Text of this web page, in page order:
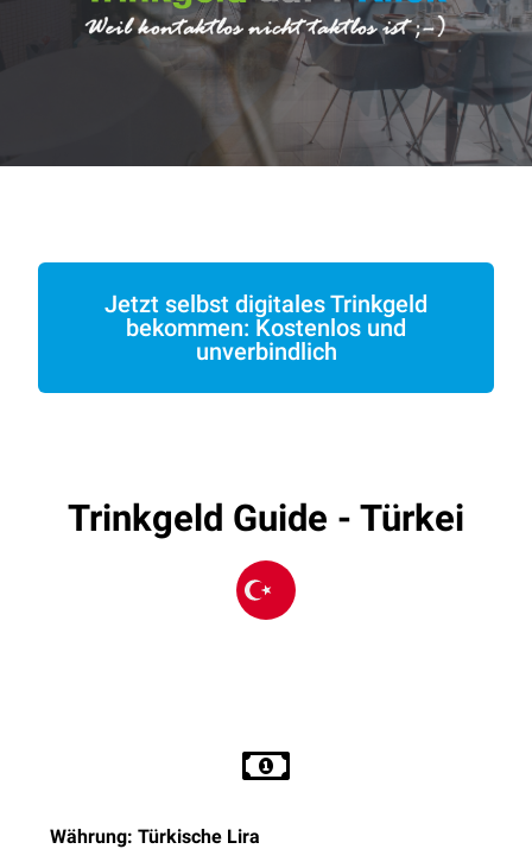
Jetzt selbst digitales Trinkgeld
bekommen: Kostenlos und
unverbindlich
Trinkgeld Guide - Türkei
Währung: Türkische Lira